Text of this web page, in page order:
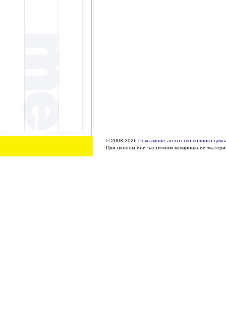
© 2003-2026 Рекламное агентство полного
При полном или частичном копировании